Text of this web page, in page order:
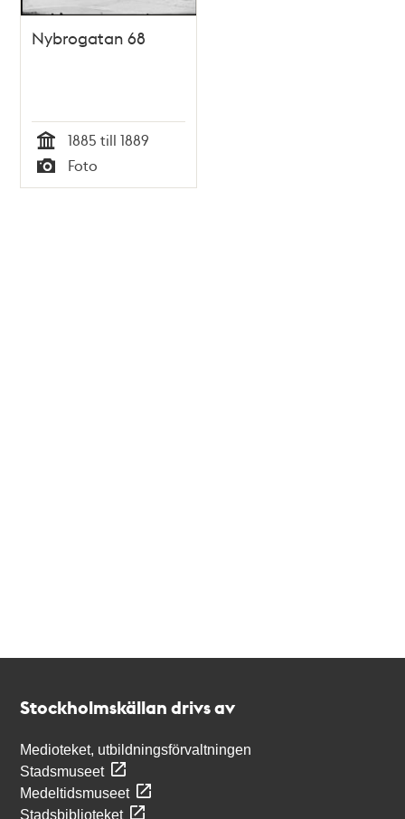
Nybrogatan 68
Tid
1885 till 1889
Typ
Foto
Stockholmskällan drivs av
Medioteket, utbildningsförvaltningen
Stadsmuseet
Medeltidsmuseet
Stadsbiblioteket